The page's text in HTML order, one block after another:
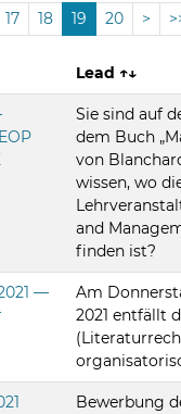
17 18 19 20 >
Lead ↑↓
Sie sind auf
dem Buch
von
wissen, wo
and
finden ist?
—
Am
2021 entfällt
Bewerbung